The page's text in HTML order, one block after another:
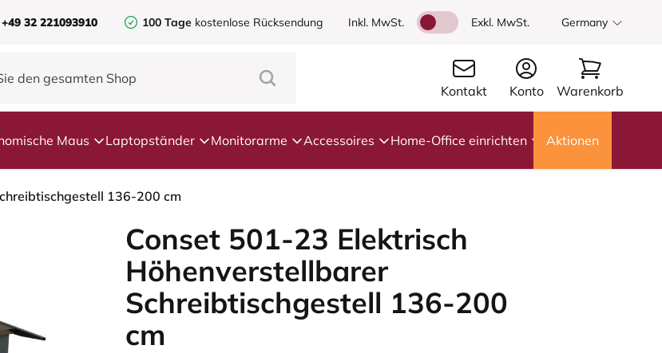
+49 32 221093910 100 Tage kostenlose Rücksendung Inkl. MwSt. Exkl. MwSt. Germany
Kontakt Konto Warenkorb
Maus Laptopständer Monitorarme Accessoires Home-Office einrichten Aktionen
136-200 cm
Conset 501-23 Elektrisch
Höhenverstellbarer
Schreibtischgestell 136-200
cm